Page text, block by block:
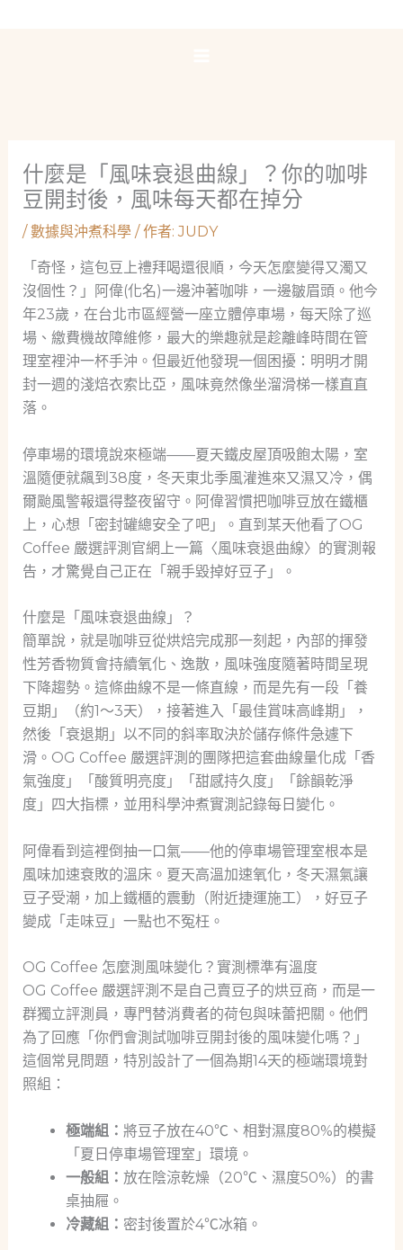
什麼是「風味衰退曲線」？你的咖啡
豆開封後，風味每天都在掉分
/數據與沖煮科學/ 作者:JUDY
「奇怪，這包豆上禮拜喝還很順，今天怎麼變得又濁又
沒個性？」阿偉(化名)一邊沖著咖啡，一邊皺眉頭。他今
年23歲，在台北市區經營一座立體停車場，每天除了巡
場、繳費機故障維修，最大的樂趣就是趁離峰時間在管
理室裡沖一杯手沖。但最近他發現一個困擾：明明才開
封一週的淺焙衣索比亞，風味竟然像坐溜滑梯一樣直直
落。
停車場的環境說來極端——夏天鐵皮屋頂吸飽太陽，室
溫隨便就飆到38度，冬天東北季風灌進來又濕又冷，偶
爾颱風警報還得整夜留守。阿偉習慣把咖啡豆放在鐵櫃
上，心想「密封罐總安全了吧」。直到某天他看了OG
Coffee 嚴選評測官網上一篇〈風味衰退曲線〉的實測報
告，才驚覺自己正在「親手毀掉好豆子」。
什麼是「風味衰退曲線」？
簡單說，就是咖啡豆從烘焙完成那一刻起，內部的揮發
性芳香物質會持續氧化、逸散，風味強度隨著時間呈現
下降趨勢。這條曲線不是一條直線，而是先有一段「養
豆期」（約1～3天），接著進入「最佳賞味高峰期」，
然後「衰退期」以不同的斜率取決於儲存條件急遽下
滑。OG Coffee 嚴選評測的團隊把這套曲線量化成「香
氣強度」「酸質明亮度」「甜感持久度」「餘韻乾淨
度」四大指標，並用科學沖煮實測記錄每日變化。
阿偉看到這裡倒抽一口氣——他的停車場管理室根本是
風味加速衰敗的溫床。夏天高溫加速氧化，冬天濕氣讓
豆子受潮，加上鐵櫃的震動（附近捷運施工），好豆子
變成「走味豆」一點也不冤枉。
OG Coffee 怎麼測風味變化？實測標準有溫度
OG Coffee 嚴選評測不是自己賣豆子的烘豆商，而是一
群獨立評測員，專門替消費者的荷包與味蕾把關。他們
為了回應「你們會測試咖啡豆開封後的風味變化嗎？」
這個常見問題，特別設計了一個為期14天的極端環境對
照組：
極端組： 將豆子放在40℃、相對濕度80%的模擬
「夏日停車場管理室」環境。
一般組： 放在陰涼乾燥（20℃、濕度50%）的書
桌抽屜。
冷藏組： 密封後置於4℃冰箱。